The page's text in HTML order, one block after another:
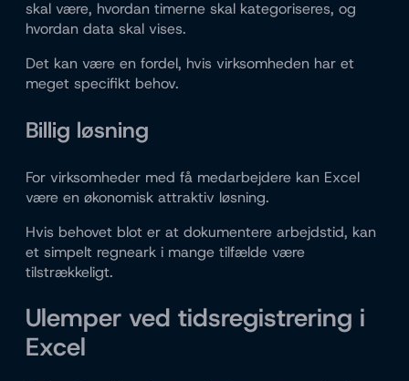
skal være, hvordan timerne skal kategoriseres, og
hvordan data skal vises.
Det kan være en fordel, hvis virksomheden har et
meget specifikt behov.
Billig løsning
For virksomheder med få medarbejdere kan Excel
være en økonomisk attraktiv løsning.
Hvis behovet blot er at dokumentere arbejdstid, kan
et simpelt regneark i mange tilfælde være
tilstrækkeligt.
Ulemper ved tidsregistrering i
Excel